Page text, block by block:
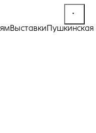
ВыставкиПушкинская